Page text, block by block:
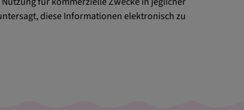
diese Informationen elektronisch zu